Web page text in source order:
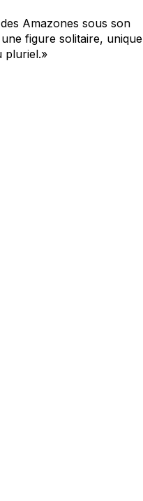
Amazones sous son
figure solitaire, unique
pluriel.»